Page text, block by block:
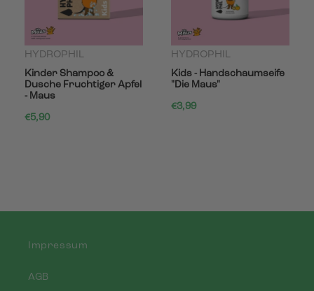
HYDROPHIL
Kinder Shampoo &
Dusche Fruchtiger Apfel
- Maus
€5,90
HYDROPHIL
Kids - Handschaumseife
"Die Maus"
€3,99
Impressum
AGB